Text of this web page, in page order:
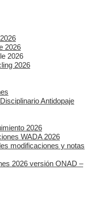
2026
2026
2026
Antidopaje
2026
WADA 2026
modificaciones y notas
2026 versión ONAD –